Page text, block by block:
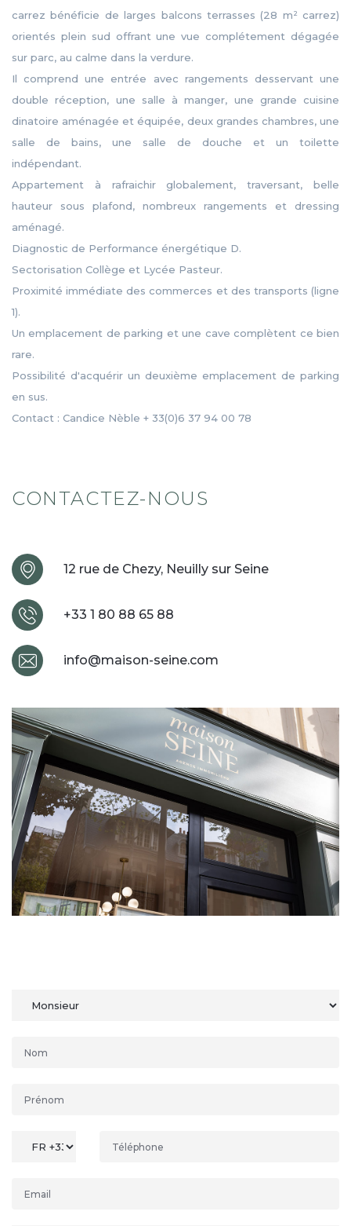
carrez bénéficie de larges balcons terrasses (28 m² carrez)
orientés plein sud offrant une vue complétement dégagée
sur parc, au calme dans la verdure.
Il comprend une entrée avec rangements desservant une
double réception, une salle à manger, une grande cuisine
dinatoire aménagée et équipée, deux grandes chambres, une
salle de bains, une salle de douche et un toilette
indépendant.
Appartement à rafraichir globalement, traversant, belle
hauteur sous plafond, nombreux rangements et dressing
aménagé.
Diagnostic de Performance énergétique D.
Sectorisation Collège et Lycée Pasteur.
Proximité immédiate des commerces et des transports (ligne
1).
Un emplacement de parking et une cave complètent ce bien
rare.
Possibilité d'acquérir un deuxième emplacement de parking
en sus.
Contact : Candice Nèble + 33(0)6 37 94 00 78
CONTACTEZ-NOUS
12 rue de Chezy, Neuilly sur Seine
+33 1 80 88 65 88
info@maison-seine.com